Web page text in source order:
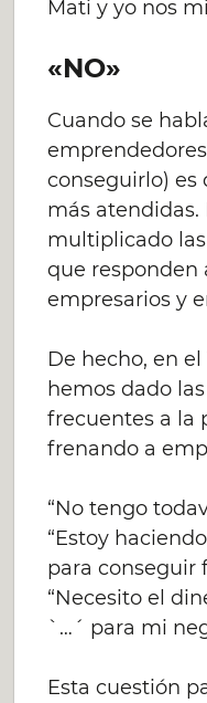
Mati y yo nos
«NO»
Cuando se
conseguirlo) es
más atendidas.
multiplicado
que responden
empresarios y
De hecho, en
hemos dado
frecuentes a la
frenando a
“No tengo
“Estoy
para conseguir
“Necesito el
`…´ para mi
Esta cuestión